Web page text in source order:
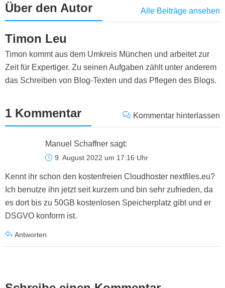
Über den Autor Alle Beiträge ansehen
Timon Leu
Timon kommt aus dem Umkreis München und arbeitet zur
Zeit für Expertiger. Zu seinen Aufgaben zählt unter anderem
das Schreiben von Blog-Texten und das Pflegen des Blogs.
1 Kommentar Kommentar hinterlassen
Manuel Schaffner sagt:
9. August 2022 um 17:16 Uhr
Kennt ihr schon den kostenfreien Cloudhoster nextfiles.eu?
Ich benutze ihn jetzt seit kurzem und bin sehr zufrieden, da
es dort bis zu 50GB kostenlosen Speicherplatz gibt und er
DSGVO konform ist.
Antworten